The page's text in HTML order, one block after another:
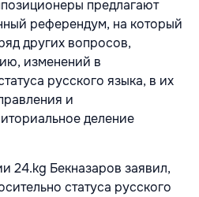
предлагают
референдум, на который
других вопросов,
изменений в
русского языка, в их
и
деление
24.kg Бекназаров заявил,
статуса русского